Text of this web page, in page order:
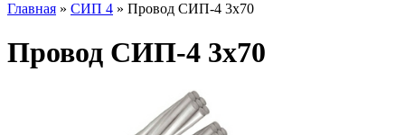
Главная » СИП 4 » Провод СИП-4 3х70
Провод СИП-4 3х70